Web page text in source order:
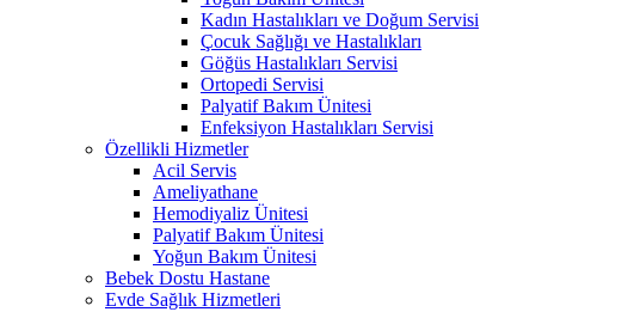
Kadın Hastalıkları ve Doğum Servisi
Çocuk Sağlığı ve Hastalıkları
Göğüs Hastalıkları Servisi
Ortopedi Servisi
Palyatif Bakım Ünitesi
Enfeksiyon Hastalıkları Servisi
Özellikli Hizmetler
Acil Servis
Ameliyathane
Hemodiyaliz Ünitesi
Palyatif Bakım Ünitesi
Yoğun Bakım Ünitesi
Bebek Dostu Hastane
Evde Sağlık Hizmetleri